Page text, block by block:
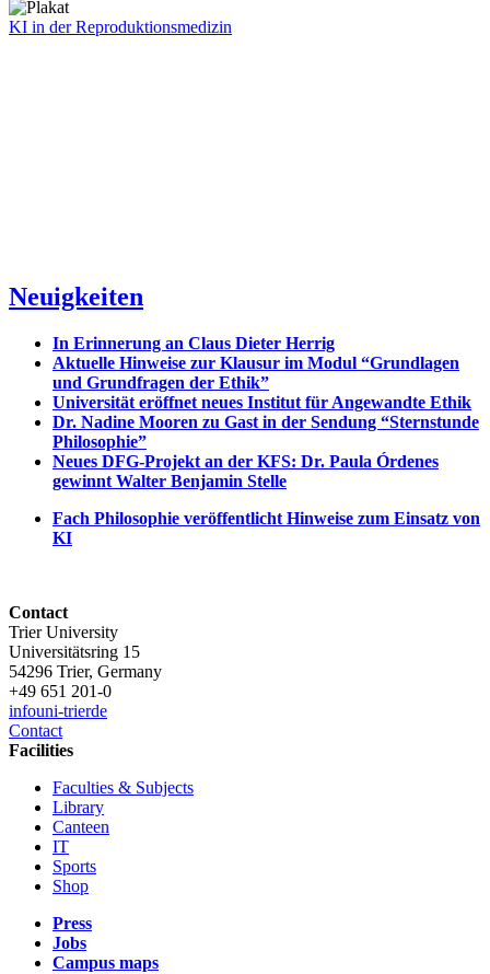
KI in der Reproduktionsmedizin
Neuigkeiten
In Erinnerung an Claus Dieter Herrig
Aktuelle Hinweise zur Klausur im Modul “Grundlagen
und Grundfragen der Ethik”
Universität eröffnet neues Institut für Angewandte Ethik
Dr. Nadine Mooren zu Gast in der Sendung “Sternstunde
Philosophie”
Neues DFG-Projekt an der KFS: Dr. Paula Órdenes
gewinnt Walter Benjamin Stelle
Fach Philosophie veröffentlicht Hinweise zum Einsatz von
KI
Contact
Trier University
Universitätsring 15
54296 Trier, Germany
+49 651 201-0
infouni-trierde
Contact
Facilities
Faculties & Subjects
Library
Canteen
IT
Sports
Shop
Press
Jobs
Campus maps